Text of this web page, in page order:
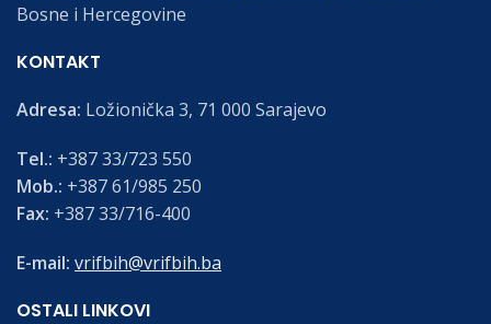
Bosne i Hercegovine
KONTAKT
Adresa: Ložionička 3, 71 000 Sarajevo
Tel.: +387 33/723 550
Mob.: +387 61/985 250
Fax: +387 33/716-400
E-mail: vrifbih@vrifbih.ba
OSTALI LINKOVI